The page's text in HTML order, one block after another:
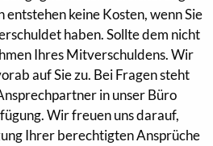
entstehen keine Kosten, wenn Sie
haben. Sollte dem nicht
Ihres Mitverschuldens. Wir
auf Sie zu. Bei Fragen steht
in unser Büro
Wir freuen uns darauf,
Ihrer berechtigten Ansprüche